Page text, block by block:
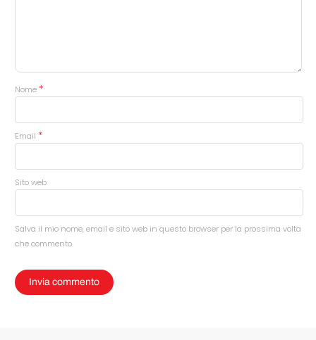
Nome *
Email *
Sito web
Salva il mio nome, email e sito web in questo browser per la prossima volta
che commento.